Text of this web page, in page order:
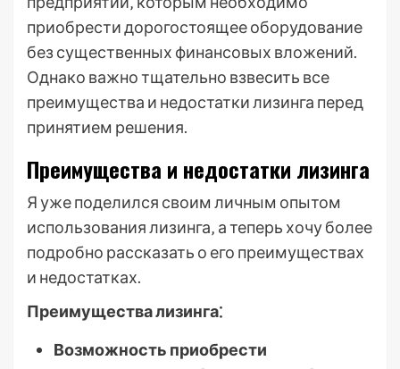
приобрести дорогостоящее оборудование
без существенных финансовых вложений.
Однако важно тщательно взвесить все
преимущества и недостатки лизинга перед
принятием решения.
Преимущества и недостатки лизинга
Я уже поделился своим личным опытом
использования лизинга‚ а теперь хочу более
подробно рассказать о его преимуществах
и недостатках.
Преимущества лизинга⁚
Возможность приобрести